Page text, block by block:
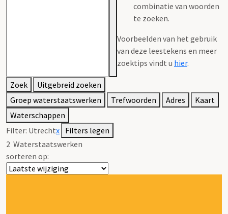
combinatie van woorden
te zoeken.
Voorbeelden van het gebruik
van deze leestekens en meer
zoektips vindt u hier.
Zoek
Uitgebreid zoeken
Groep waterstaatswerken
Trefwoorden Adres
Kaart
Waterschappen
Filter: Utrechtx Filters legen
2 Waterstaatswerken
sorteren op: